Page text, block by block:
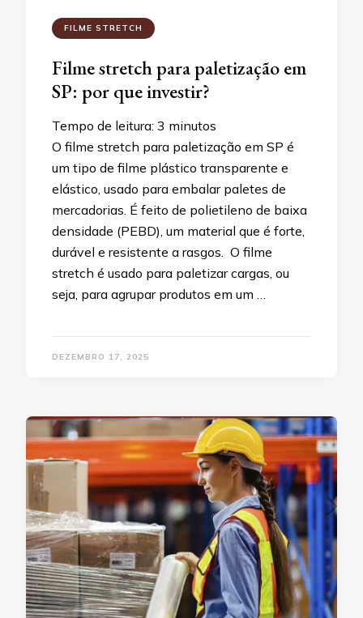
FILME STRETCH
Filme stretch para paletização em
SP: por que investir?
Tempo de leitura: 3 minutos
O filme stretch para paletização em SP é
um tipo de filme plástico transparente e
elástico, usado para embalar paletes de
mercadorias. É feito de polietileno de baixa
densidade (PEBD), um material que é forte,
durável e resistente a rasgos. O filme
stretch é usado para paletizar cargas, ou
seja, para agrupar produtos em um …
DEZEMBRO 17, 2025